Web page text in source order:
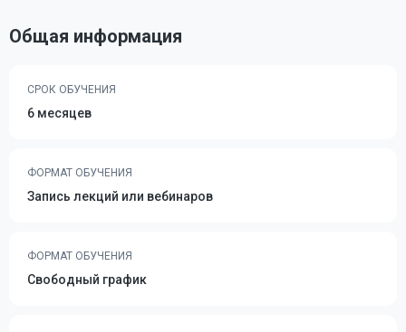
Общая информация
СРОК ОБУЧЕНИЯ
6 месяцев
ФОРМАТ ОБУЧЕНИЯ
Запись лекций или вебинаров
ФОРМАТ ОБУЧЕНИЯ
Свободный график